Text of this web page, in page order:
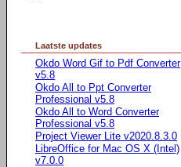
Laatste updates
Okdo Word Gif to Pdf Converter
v5.8
Okdo All to Ppt Converter
Professional v5.8
Okdo All to Word Converter
Professional v5.8
Project Viewer Lite v2020.8.3.0
LibreOffice for Mac OS X (Intel)
v7.0.0